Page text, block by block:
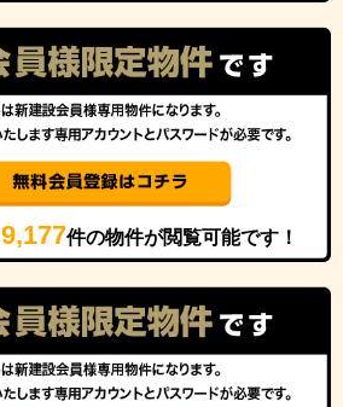
9,177件の物件が閲覧可能です！